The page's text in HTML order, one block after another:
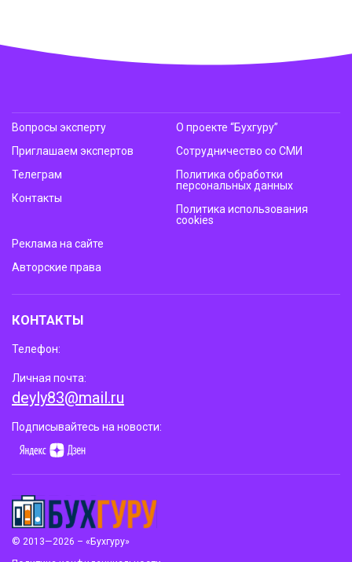
© 2013—2026 – «Бухгуру»
Вопросы эксперту
Приглашаем экспертов
Телеграм
Контакты
О проекте “Бухгуру”
Сотрудничество со СМИ
Политика обработки
персональных данных
Политика использования
cookies
Реклама на сайте
Авторские права
КОНТАКТЫ
Телефон:
Личная почта:
deyly83@mail.ru
Подписывайтесь на новости: